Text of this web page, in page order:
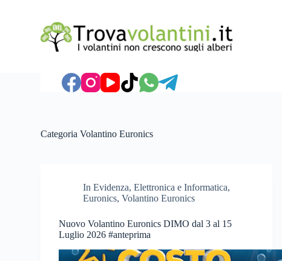
Categoria Volantino Euronics
In Evidenza,Elettronica e Informatica,
Euronics,Volantino Euronics
Nuovo Volantino Euronics DIMO dal 3 al 15
Luglio 2026 #anteprima